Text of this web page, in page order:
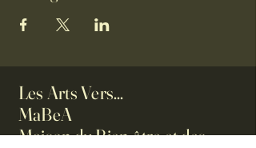
Les Arts Vers...
MaBeA
Maison du Bien-être et des